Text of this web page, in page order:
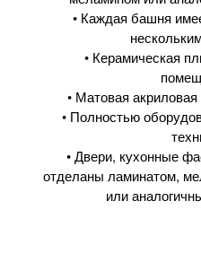
• Каждая башня
• Керамическая
• Матовая
• Полностью
• Двери, кухонные
отделаны ламинатом,
или